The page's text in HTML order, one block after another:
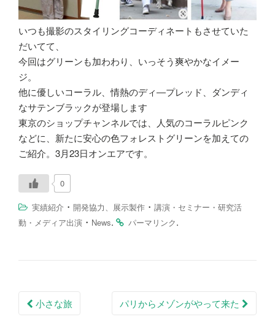
いつも撮影のスタイリングコーディネートもさせていた
だいてて、
今回はグリーンも加わわり、いっそう爽やかなイメー
ジ。
他に優しいコーラル、情熱のディ―プレッド、ダンディ
なサテンブラックが登場します
東京のショップチャンネルでは、人気のコーラルピンク
などに、新たに安心の色フォレストグリーンを加えての
ご紹介。3月23日オンエアです。
0
実績紹介 ・ 開発協力、展示製作 ・ 講演・セミナー・研究活
動・メディア出演 ・ News. パーマリンク.
投小さな旅 パリからメゾンがやって来た